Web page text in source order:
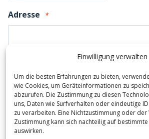
Einwilligung verwalten
Um die besten Erfahrungen zu bieten,
wie Cookies, um Geräteinformationen zu
abzurufen. Die Zustimmung zu diesen
uns, Daten wie Surfverhalten oder eindeutige
zu verarbeiten. Eine Nichtzustimmung oder
Zustimmung kann sich nachteilig auf
auswirken.
Adresse *
Straße und Hausnummer
Stadt